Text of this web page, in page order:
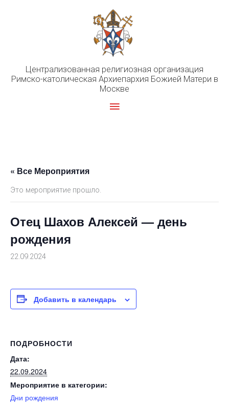
Централизованная религиозная организация
Римско-католическая Архиепархия Божией Матери в
Москве
Главное
« Все Мероприятия
Это мероприятие прошло.
Отец Шахов Алексей — день
рождения
22.09.2024
Добавить в календарь
ПОДРОБНОСТИ
Дата:
22.09.2024
Мероприятие в категории:
Дни рождения